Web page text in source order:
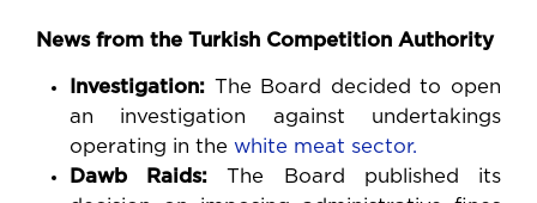
News from the Turkish Competition Authority
Investigation: The Board decided to open
an investigation against undertakings
operating in the white meat sector.
Dawb Raids: The Board published its